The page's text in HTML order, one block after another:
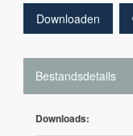
Downloaden
Bestandsdetails
Downloads: